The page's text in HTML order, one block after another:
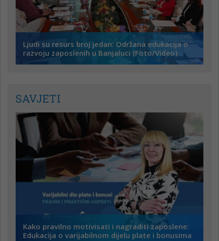
Ljudi su resurs broj jedan: Održana edukacija o
razvoju zaposlenih u Banjaluci (Foto/Video)
SAVJETI
Kako pravilno motivisati i nagraditi zaposlene:
Edukacija o varijabilnom dijelu plate i bonusima